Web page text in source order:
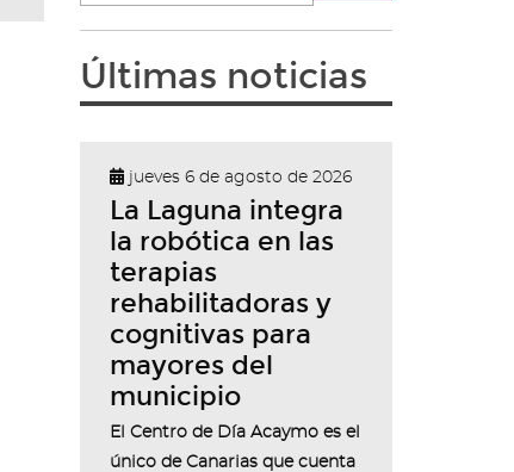
Últimas noticias
jueves 6 de agosto de 2026
La Laguna integra
la robótica en las
terapias
rehabilitadoras y
cognitivas para
mayores del
municipio
El Centro de Día Acaymo es el
único de Canarias que cuenta